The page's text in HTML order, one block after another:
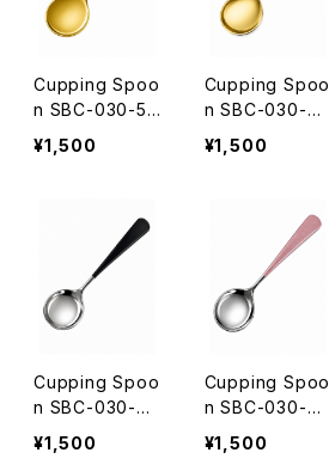
OFFEE ロゴ入
りオリジナルス
レゼント
OFFEE ロゴ入
りオリジナルス
レゼント
Cupping Spoo
n SBC-030-5
W43mm✕H160
mm 名入れ無料
スプーンご購入
者様限定！SNO
W BEANS COF
FEE ロゴ入りオ
リジナルスプー
ント
¥1,500
Cupping Spoo
n SBC-030-6
W43mm✕H160
mm 名入れ無料
ーン】☆カッピン
グスプーンご購
入者様限定！SN
OW BEANS C
OFFEE ロゴ入
りオリジナルス
レゼント
¥1,500
Cupping Spoo
n SBC-030-8
W43mm✕H160
mm 名入れ無料
¥1,500
Cupping Spoo
n SBC-030-9
W43mm✕H160
mm 名入れ無料
¥1,500